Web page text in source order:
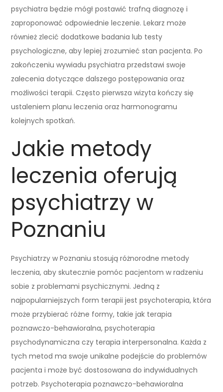
psychiatra będzie mógł postawić trafną diagnozę i
zaproponować odpowiednie leczenie. Lekarz może
również zlecić dodatkowe badania lub testy
psychologiczne, aby lepiej zrozumieć stan pacjenta. Po
zakończeniu wywiadu psychiatra przedstawi swoje
zalecenia dotyczące dalszego postępowania oraz
możliwości terapii. Często pierwsza wizyta kończy się
ustaleniem planu leczenia oraz harmonogramu
kolejnych spotkań.
Jakie metody
leczenia oferują
psychiatrzy w
Poznaniu
Psychiatrzy w Poznaniu stosują różnorodne metody
leczenia, aby skutecznie pomóc pacjentom w radzeniu
sobie z problemami psychicznymi. Jedną z
najpopularniejszych form terapii jest psychoterapia, która
może przybierać różne formy, takie jak terapia
poznawczo-behawioralna, psychoterapia
psychodynamiczna czy terapia interpersonalna. Każda z
tych metod ma swoje unikalne podejście do problemów
pacjenta i może być dostosowana do indywidualnych
potrzeb. Psychoterapia poznawczo-behawioralna